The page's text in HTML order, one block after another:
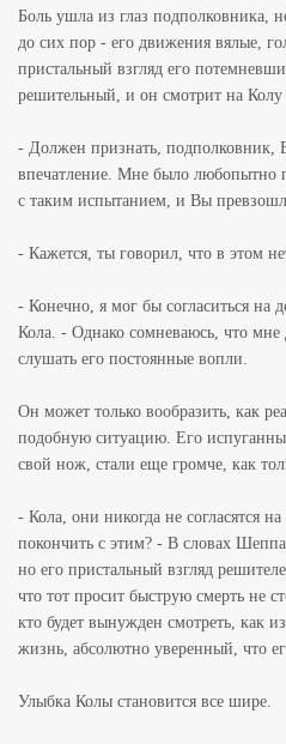
Боль ушла из глаз подполковника,
до сих пор - его движения вялые,
пристальный взгляд его
решительный, и он смотрит на Колу
- Должен признать, подполковник,
впечатление. Мне было любопытно
с таким испытанием, и Вы
- Кажется, ты говорил, что в этом
- Конечно, я мог бы согласиться на
Кола. - Однако сомневаюсь, что мне
слушать его постоянные вопли.
Он может только вообразить, как
подобную ситуацию. Его
свой нож, стали еще громче, как
- Кола, они никогда не согласятся
покончить с этим? - В словах
но его пристальный взгляд
что тот просит быструю смерть не
кто будет вынужден смотреть, как
жизнь, абсолютно уверенный, что
Улыбка Колы становится все шире.